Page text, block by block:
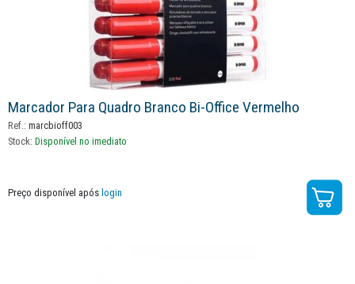
Marcador Para Quadro Branco Bi-Office Vermelho
Ref.: marcbioff003
Stock: Disponível no imediato
Preço disponível após login